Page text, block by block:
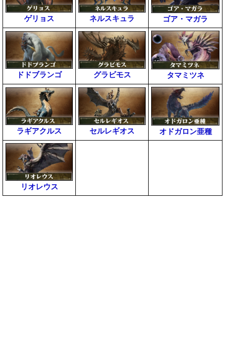
ゲリョス ネルスキュラ ゴア・マガラ
ドドブランゴ グラビモス タマミツネ
ラギアクルス セルレギオス オドガロン亜種
リオレウス